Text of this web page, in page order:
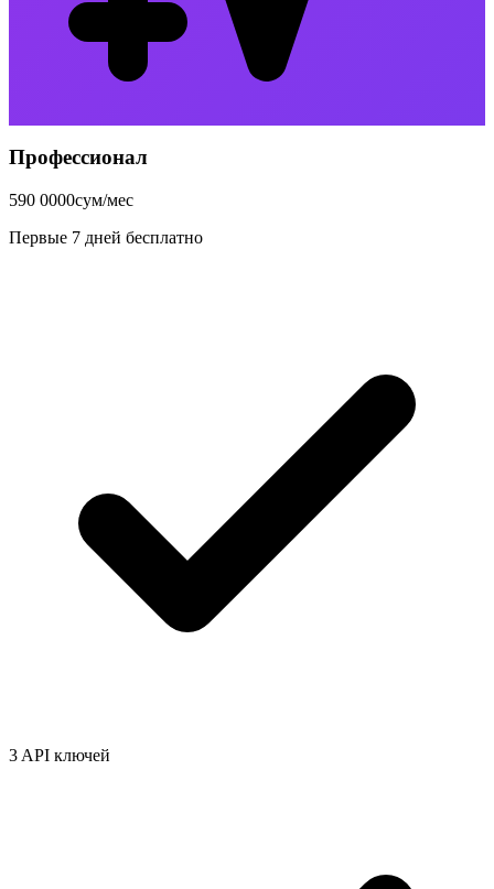
Профессионал
590 0000сум/мес
Первые 7 дней бесплатно
3 API ключей